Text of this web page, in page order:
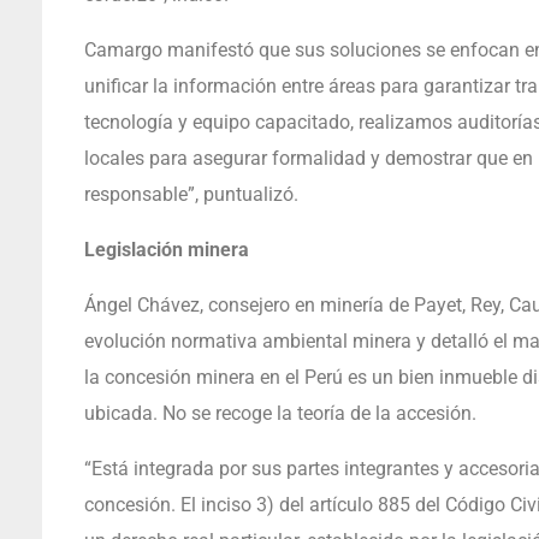
Camargo manifestó que sus soluciones se enfocan
unificar la información entre áreas para garantizar
tecnología y equipo capacitado, realizamos
locales para asegurar formalidad y demostrar que
responsable”, puntualizó.
Legislación minera
Ángel Chávez, consejero en minería de Payet, Rey,
evolución normativa ambiental minera y detalló el
la concesión minera en el Perú es un bien inmueble
ubicada. No se recoge la teoría de la accesión.
“Está integrada por sus partes integrantes y
concesión. El inciso 3) del artículo 885 del Código